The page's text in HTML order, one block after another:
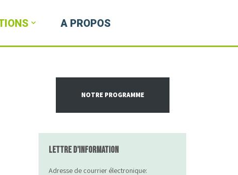
A PROPOS
NOTRE PROGRAMME
Lettre d'information
Adresse de courrier électronique: